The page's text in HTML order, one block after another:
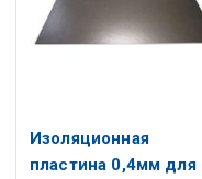
Изоляционная
пластина 0,4мм для